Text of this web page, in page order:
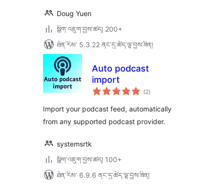
Doug Yuen
སྒྲིག་འཇུག་བྱས་ཚད། 200+
ཐོན་རིམ་ 5.3.22 ནང་དུ་ཚོད་ལྟ་བྱས་ཟིན།
Auto podcast
import
(2གདེང་
འཇོག་
ཚང་།
)
Import your podcast feed, automatically
from any supported podcast provider.
systemsrtk
སྒྲིག་འཇུག་བྱས་ཚད། 100+
ཐོན་རིམ་ 6.9.6 ནང་དུ་ཚོད་ལྟ་བྱས་ཟིན།